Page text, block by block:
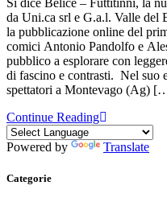
Si dice Belìce – Futtitinni, la
da Uni.ca srl e G.a.l. Valle del
la pubblicazione online del
comici Antonio Pandolfo e
pubblico a esplorare con
di fascino e contrasti. Nel suo
spettatori a Montevago (Ag)
Continue Reading
Powered by Translate
Categorie